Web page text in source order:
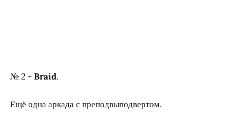
№ 2 -Braid.
Ещё одна аркада с преподвыподвертом.